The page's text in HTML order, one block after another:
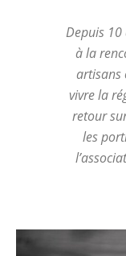
Depuis 10
à la
artisans
vivre la
retour
les